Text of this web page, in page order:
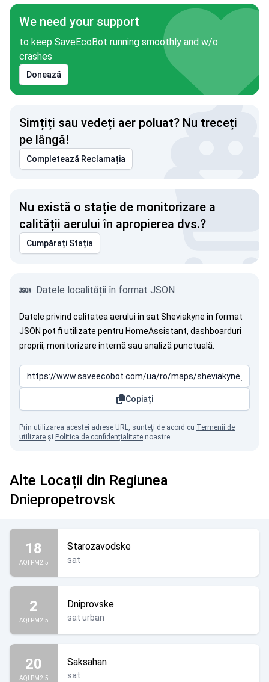
We need your support
to keep SaveEcoBot running smoothly and w/o
crashes
Donează
Simțiți sau vedeți aer poluat? Nu treceți
pe lângă!
Completează Reclamația
Nu există o stație de monitorizare a
calității aerului în apropierea dvs.?
Cumpărați Stația
Datele localității în format JSON
Datele privind calitatea aerului în sat Sheviakyne în format
JSON pot fi utilizate pentru HomeAssistant, dashboarduri
proprii, monitorizare internă sau analiză punctuală.
Copiați
Prin utilizarea acestei adrese URL, sunteți de acord cu Termenii de
utilizare și Politica de confidențialitate noastre.
Alte Locații din Regiunea
Dniepropetrovsk
18
AQI PM2.5
Starozavodske
sat
2
AQI PM2.5
Dniprovske
sat urban
20
AQI PM2.5
Saksahan
sat